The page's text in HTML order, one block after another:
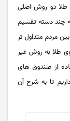
طلا دو روش اصلی
چند دسته تقسیم
مردم متداول تر
طلا به روش غیر
از صندوق های
تا به شرح آن